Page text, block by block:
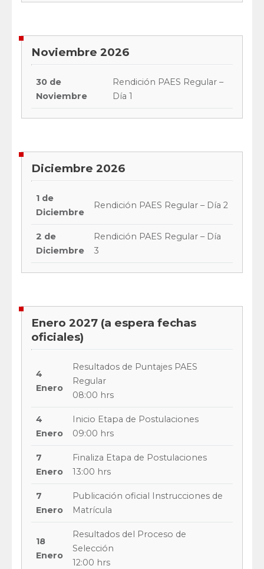
Noviembre 2026
30 de
Noviembre
Rendición PAES Regular –
Día 1
Diciembre 2026
1 de
Diciembre
Rendición PAES Regular – Día 2
2 de
Diciembre
Rendición PAES Regular – Día
3
Enero 2027 (a espera fechas
oficiales)
4
Enero
Resultados de Puntajes PAES
Regular
08:00 hrs
4
Enero
Inicio Etapa de Postulaciones
09:00 hrs
7
Enero
Finaliza Etapa de Postulaciones
13:00 hrs
7
Enero
Publicación oficial Instrucciones de
Matrícula
18
Enero
Resultados del Proceso de
Selección
12:00 hrs